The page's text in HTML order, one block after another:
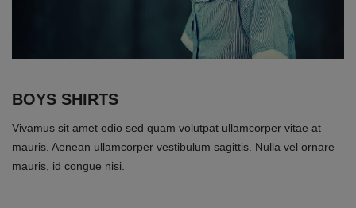
BOYS SHIRTS
Vivamus sit amet odio sed quam volutpat ullamcorper vitae at
mauris. Aenean ullamcorper vestibulum sagittis. Nulla vel ornare
mauris, id congue nisi.